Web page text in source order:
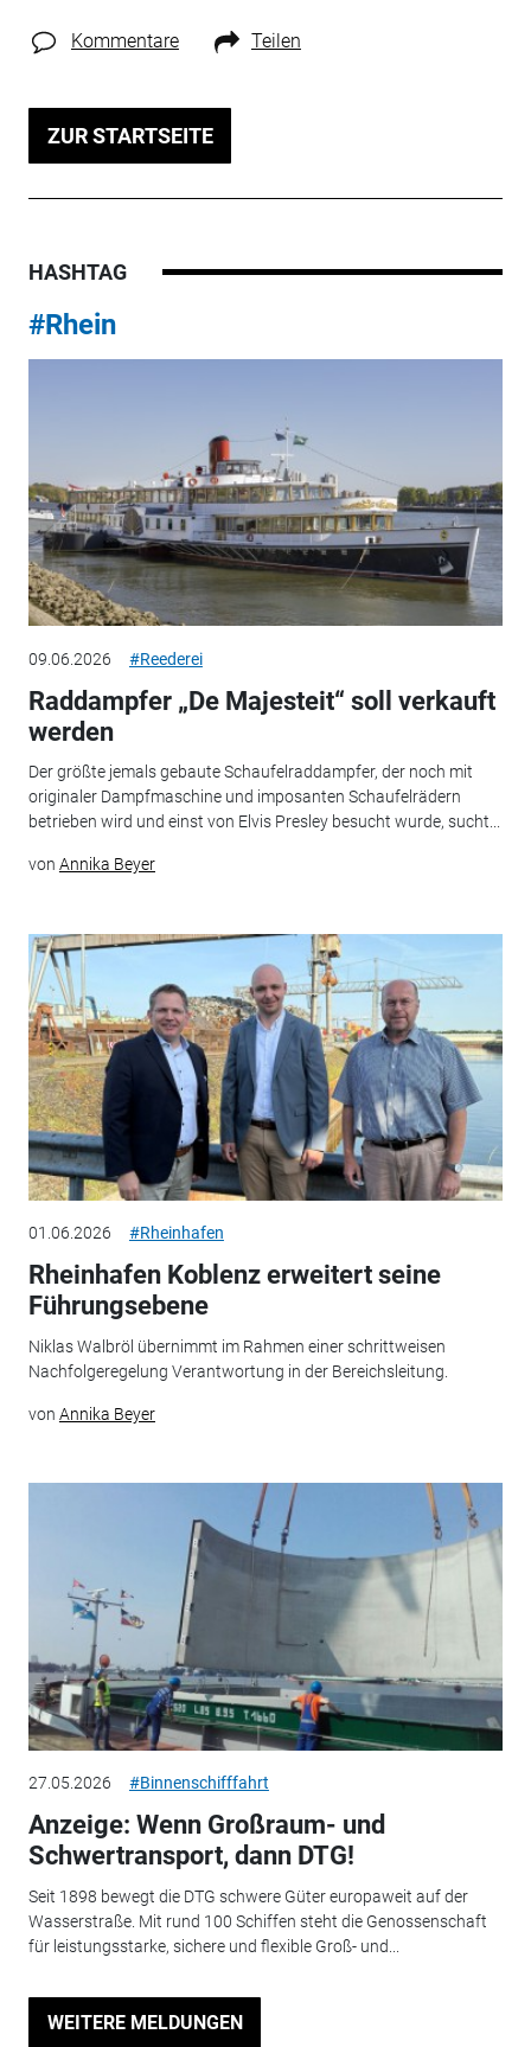
Kommentare Teilen
ZUR STARTSEITE
HASHTAG
#Rhein
09.06.2026 #Reederei
Raddampfer „De Majesteit“ soll verkauft
werden
Der größte jemals gebaute Schaufelraddampfer, der noch mit
originaler Dampfmaschine und imposanten Schaufelrädern
betrieben wird und einst von Elvis Presley besucht wurde, sucht...
von Annika Beyer
01.06.2026 #Rheinhafen
Rheinhafen Koblenz erweitert seine
Führungsebene
Niklas Walbröl übernimmt im Rahmen einer schrittweisen
Nachfolgeregelung Verantwortung in der Bereichsleitung.
von Annika Beyer
27.05.2026 #Binnenschifffahrt
Anzeige: Wenn Großraum- und
Schwertransport, dann DTG!
Seit 1898 bewegt die DTG schwere Güter europaweit auf der
Wasserstraße. Mit rund 100 Schiffen steht die Genossenschaft
für leistungsstarke, sichere und flexible Groß- und...
WEITERE MELDUNGEN